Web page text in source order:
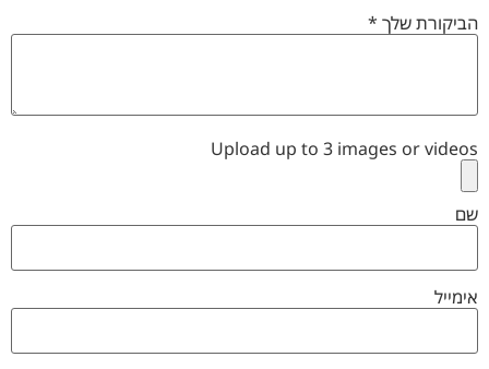
הביקורת שלך *
Upload up to 3 images or videos
שם
אימייל